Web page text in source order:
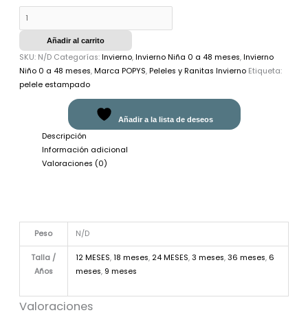
Añadir al carrito
SKU: N/D Categorías: Invierno, Invierno Niña 0 a 48 meses, Invierno
Niño 0 a 48 meses, Marca POPYS, Peleles y Ranitas Invierno Etiqueta:
pelele estampado
Añadir a la lista de deseos
Descripción
Información adicional
Valoraciones (0)
Peso N/D
Talla /
Años
12 MESES, 18 meses, 24 MESES, 3 meses, 36 meses, 6
meses, 9 meses
Valoraciones